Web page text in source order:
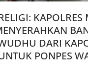
KAPOLRES
DARI
PONPES